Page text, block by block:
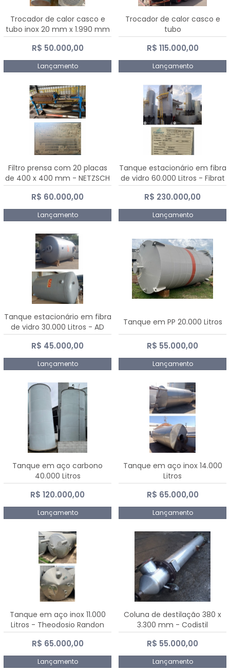
Trocador de calor casco e
tubo inox 20 mm x 1.990 mm
R$ 50.000,00
Lançamento
Trocador de calor casco e
tubo
R$ 115.000,00
Lançamento
Filtro prensa com 20 placas
de 400 x 400 mm - NETZSCH
R$ 60.000,00
Lançamento
Tanque estacionário em fibra
de vidro 60.000 Litros - Fibrat
R$ 230.000,00
Lançamento
Tanque estacionário em fibra
de vidro 30.000 Litros - AD
Fibras
R$ 45.000,00
Lançamento
Tanque em PP 20.000 Litros
R$ 55.000,00
Lançamento
Tanque em aço carbono
40.000 Litros
R$ 120.000,00
Lançamento
Tanque em aço inox 14.000
Litros
R$ 65.000,00
Lançamento
Tanque em aço inox 11.000
Litros - Theodosio Randon
R$ 65.000,00
Lançamento
Coluna de destilação 380 x
3.300 mm - Codistil
R$ 55.000,00
Lançamento